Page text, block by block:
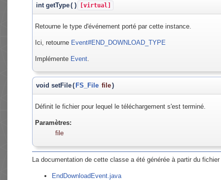
int getType( ) [virtual]
Retourne le type d'événement porté par cette instance.
Ici, retourne Event#END_DOWNLOAD_TYPE
Implémente Event
void setFile( FS_File file)
Définit le fichier pour lequel le téléchargement s'est terminé.
Paramètres:
file
La documentation de cette classe a été générée à partir du
EndDownloadEvent.java